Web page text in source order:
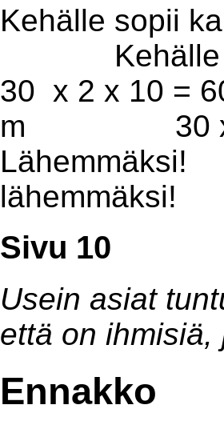
Kehälle
Kehälle
30 x 2 x
m 30 x ½
Sivu 10
Usein asiat
että on
Ennakko